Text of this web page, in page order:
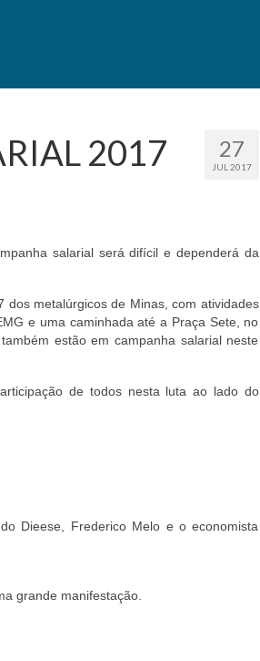
27
JUL 2017
2017
salarial será difícil e dependerá da
dos metalúrgicos de Minas, com atividades
e uma caminhada até a Praça Sete, no
estão em campanha salarial neste
de todos nesta luta ao lado do
Dieese, Frederico Melo e o economista
grande manifestação.